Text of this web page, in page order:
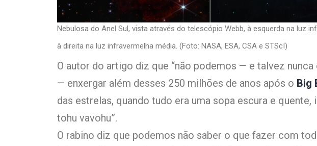
Nebulosa do Anel Sul, vista através do telescópio Webb, à esquerda na luz
à direita na luz infravermelha média. (Foto: NASA, ESA, CSA e STScI)
O autor do artigo diz que “não podemos — e talvez
— enxergar além desses 250 milhões de anos após o Big
das estrelas, quando tudo era uma sopa escura e quente,
tohu vavohu”.
O rabino diz que podemos não saber o que fazer com